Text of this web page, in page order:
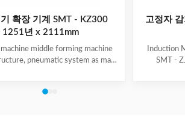
확장 기계 SMT - KZ300
년 x 2111mm
middle forming machine
pneumatic system as main
synchronous, no need two times
고정자
Induction
SMT -